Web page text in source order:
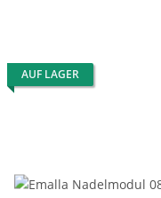
AUF LAGER